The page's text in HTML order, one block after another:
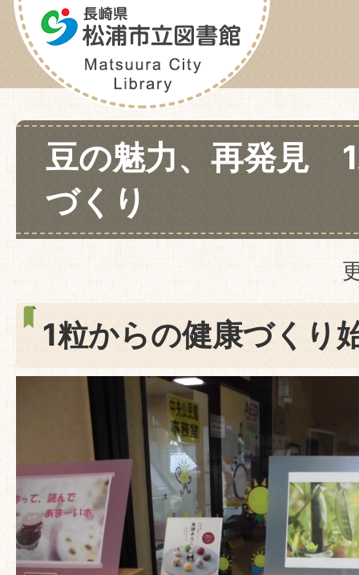
豆の魅力、再発見
づくり
1粒からの健康づくり